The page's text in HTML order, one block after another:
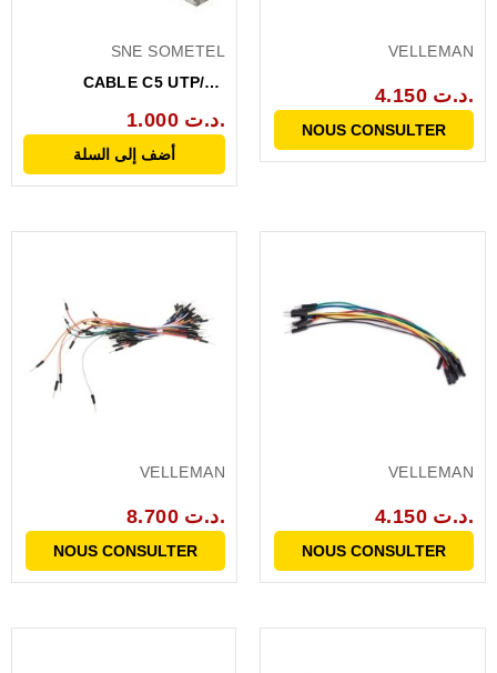
SNE SOMETEL
CABLE C5 UTP/LE
1.000 د.ت.
أضف إلى السلة
VELLEMAN
4.150 د.ت.
NOUS CONSULTER
VELLEMAN
8.700 د.ت.
NOUS CONSULTER
VELLEMAN
4.150 د.ت.
NOUS CONSULTER